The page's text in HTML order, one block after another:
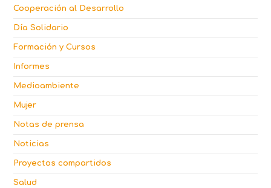
Cooperación al Desarrollo
Día Solidario
Formación y Cursos
Informes
Medioambiente
Mujer
Notas de prensa
Noticias
Proyectos compartidos
Salud